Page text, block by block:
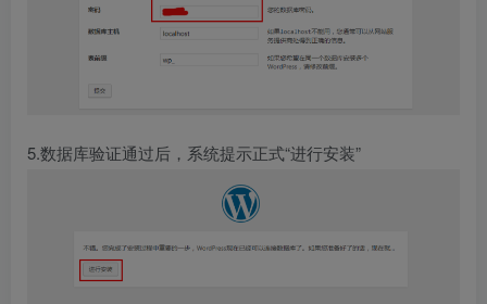
5.数据库验证通过后，系统提示正式“进行安装”